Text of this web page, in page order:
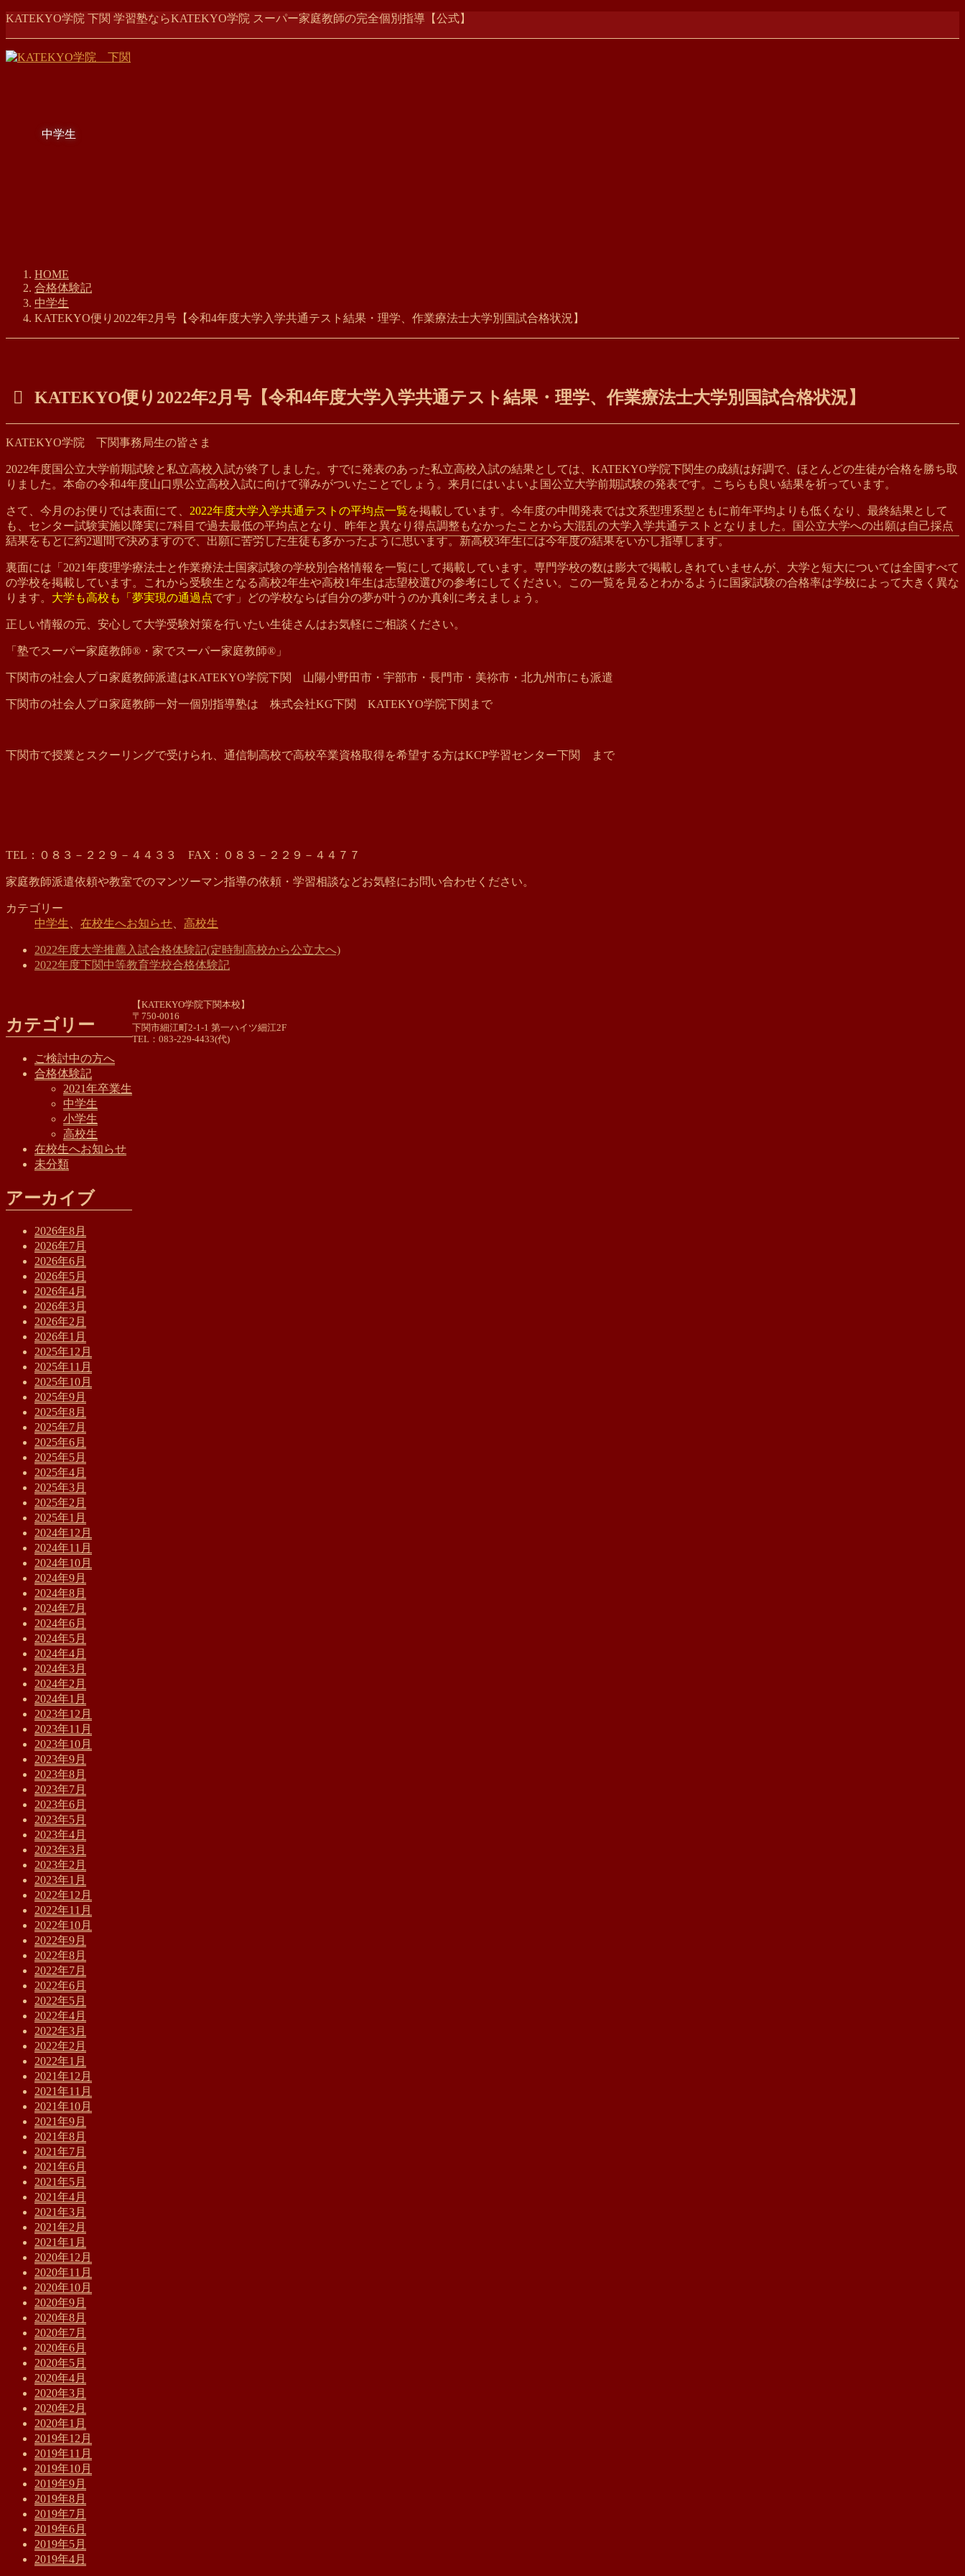
コ
テ
ン
ナ
ゲ
ー
KATEKYO学院 下関 学習塾ならKATEKYO学院 スーパー家庭教師の完全個別指導【公式】
中学生
HOME
合格体験記
中学生
KATEKYO便り2022年2月号【令和4年度大学入学共通テスト結果・理学、作業療法士大学別国試合格状況】
KATEKYO便り2022年2月号【令和4年度大学入学共通テスト結果・理学、作業療法士大学別国試合格状況】
KATEKYO学院 下関事務局生の皆さま
2022年度国公立大学前期試験と私立高校入試が終了しました。すでに発表のあった私立高校入試の結果としては、KATEKYO学院下関生の成績は好調で、ほとんどの生徒が合格を勝ち取
りました。本命の令和4年度山口県公立高校入試に向けて弾みがついたことでしょう。来月にはいよいよ国公立大学前期試験の発表です。こちらも良い結果を祈っています。
さて、今月のお便りでは表面にて、 2022年度大学入学共通テストの平均点一覧を掲載しています。今年度の中間発表では文系型理系型ともに前年平均よりも低くなり、最終結果として
も、センター試験実施以降実に7科目で過去最低の平均点となり、昨年と異なり得点調整もなかったことから大混乱の大学入学共通テストとなりました。国公立大学への出願は自己採点
結果をもとに約2週間で決めますので、出願に苦労した生徒も多かったように思います。新高校3年生には今年度の結果をいかし指導します。
裏面には「2021年度理学療法士と作業療法士国家試験の学校別合格情報を一覧にして掲載しています。専門学校の数は膨大で掲載しきれていませんが、大学と短大については全国すべて
の学校を掲載しています。これから受験生となる高校2年生や高校1年生は志望校選びの参考にしてください。この一覧を見るとわかるように国家試験の合格率は学校によって大きく異な
ります。 大学も高校も「夢実現の通過点です」どの学校ならば自分の夢が叶うのか真剣に考えましょう。
正しい情報の元、安心して大学受験対策を行いたい生徒さんはお気軽にご相談ください。
「塾でスーパー家庭教師®・家でスーパー家庭教師®」
下関市の社会人プロ家庭教師派遣はKATEKYO学院下関 山陽小野田市・宇部市・長門市・美祢市・北九州市にも派遣
下関市の社会人プロ家庭教師一対一個別指導塾は 株式会社KG下関 KATEKYO学院下関まで
下関市で授業とスクーリングで受けられ、通信制高校で高校卒業資格取得を希望する方はKCP学習センター下関 まで
TEL：０８３－２２９－４４３３ FAX：０８３－２２９－４４７７
家庭教師派遣依頼や教室でのマンツーマン指導の依頼・学習相談などお気軽にお問い合わせください。
カテゴリー
中学生
在校生へお知らせ 高校生
2022年度大学推薦入試合格体験記(定時制高校から公立大へ)
2022年度下関中等教育学校合格体験記
カテゴリー
ご検討中の方へ
合格体験記
2021年卒業生
中学生
小学生
高校生
在校生へお知らせ
未分類
アーカイブ
2026年8月
2026年7月
2026年6月
2026年5月
2026年4月
2026年3月
2026年2月
2026年1月
2025年12月
2025年11月
2025年10月
2025年9月
2025年8月
2025年7月
2025年6月
2025年5月
2025年4月
2025年3月
2025年2月
2025年1月
2024年12月
2024年11月
2024年10月
2024年9月
2024年8月
2024年7月
2024年6月
2024年5月
2024年4月
2024年3月
2024年2月
2024年1月
2023年12月
2023年11月
2023年10月
2023年9月
2023年8月
2023年7月
2023年6月
2023年5月
2023年4月
2023年3月
2023年2月
2023年1月
2022年12月
2022年11月
2022年10月
2022年9月
2022年8月
2022年7月
2022年6月
2022年5月
2022年4月
2022年3月
2022年2月
2022年1月
2021年12月
2021年11月
2021年10月
2021年9月
2021年8月
2021年7月
2021年6月
2021年5月
2021年4月
2021年3月
2021年2月
2021年1月
2020年12月
2020年11月
2020年10月
2020年9月
2020年8月
2020年7月
2020年6月
2020年5月
2020年4月
2020年3月
2020年2月
2020年1月
2019年12月
2019年11月
2019年10月
2019年9月
2019年8月
2019年7月
2019年6月
2019年5月
2019年4月
【KATEKYO学院下関本校】
〒750-0016
下関市細江町2-1-1 第一ハイツ細江2F
TEL：083-229-4433(代)